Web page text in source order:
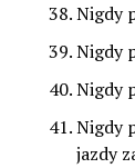
Nigdy
Nigdy
Nigdy
Nigdy
jazdy